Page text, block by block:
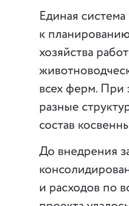
Единая
к
хозяйства
всех ферм.
разные
состав
До внедрения
и расходов по